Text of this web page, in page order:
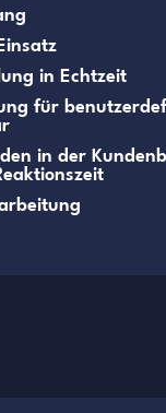
in Echtzeit
für
in der